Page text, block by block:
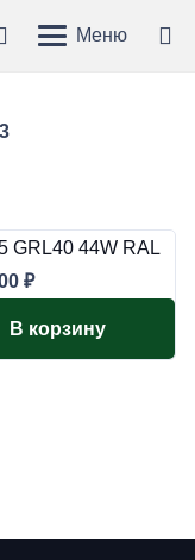
Меню
GRL40 44W RAL
₽
В корзину